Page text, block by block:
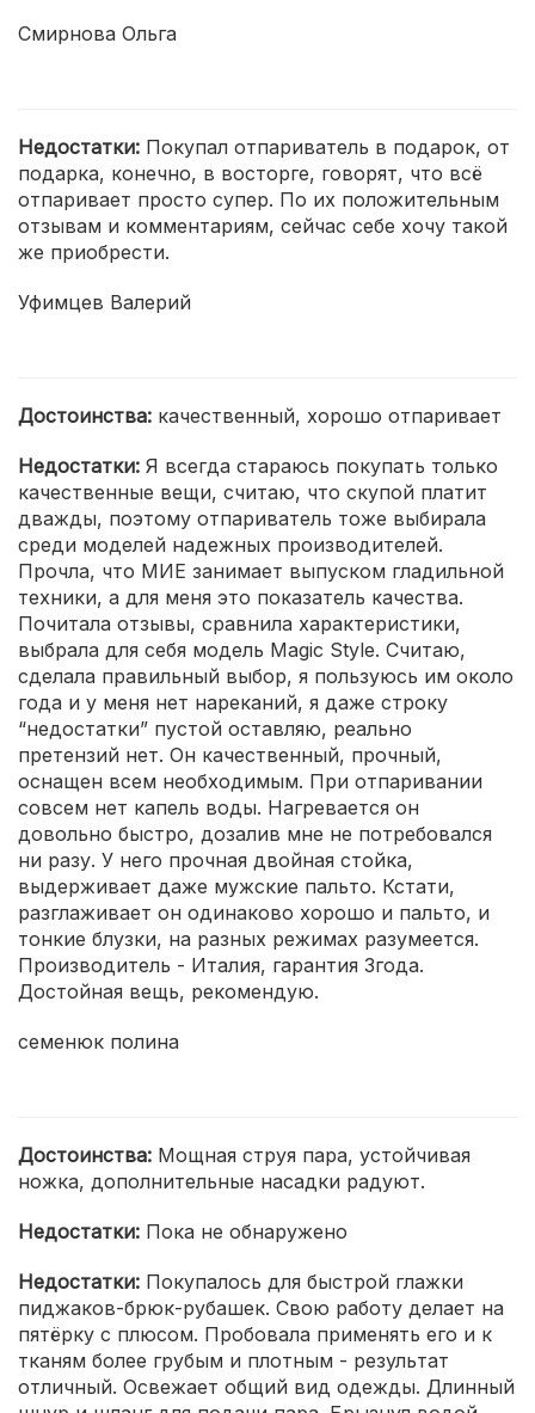
Смирнова Ольга
Недостатки: Покупал отпариватель в подарок, от
подарка, конечно, в восторге, говорят, что всё
отпаривает просто супер. По их положительным
отзывам и комментариям, сейчас себе хочу такой
же приобрести.
Уфимцев Валерий
Достоинства: качественный, хорошо отпаривает
Недостатки: Я всегда стараюсь покупать только
качественные вещи, считаю, что скупой платит
дважды, поэтому отпариватель тоже выбирала
среди моделей надежных производителей.
Прочла, что МИЕ занимает выпуском гладильной
техники, а для меня это показатель качества.
Почитала отзывы, сравнила характеристики,
выбрала для себя модель Magic Style. Считаю,
сделала правильный выбор, я пользуюсь им около
года и у меня нет нареканий, я даже строку
“недостатки” пустой оставляю, реально
претензий нет. Он качественный, прочный,
оснащен всем необходимым. При отпаривании
совсем нет капель воды. Нагревается он
довольно быстро, дозалив мне не потребовался
ни разу. У него прочная двойная стойка,
выдерживает даже мужские пальто. Кстати,
разглаживает он одинаково хорошо и пальто, и
тонкие блузки, на разных режимах разумеется.
Производитель - Италия, гарантия 3года.
Достойная вещь, рекомендую.
семенюк полина
Достоинства: Мощная струя пара, устойчивая
ножка, дополнительные насадки радуют.
Недостатки: Пока не обнаружено
Недостатки: Покупалось для быстрой глажки
пиджаков-брюк-рубашек. Свою работу делает на
пятёрку с плюсом. Пробовала применять его и к
тканям более грубым и плотным - результат
отличный. Освежает общий вид одежды. Длинный